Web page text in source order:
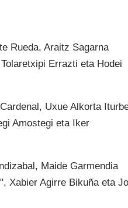
Rueda, Araitz Sagarna
Errazti eta Hodei
Uxue Alkorta
Amostegi eta Iker
Maide Garmendia
Xabier Agirre Bikuña eta